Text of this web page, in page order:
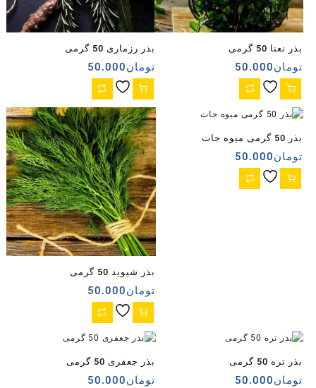
بذر رزماری 50 گرمی
تومان50.000
بذر نعنا 50 گرمی
تومان50.000
بذر شیوید 50 گرمی
تومان50.000
بذر 50 گرمی میوه جات
تومان50.000
بذر جعفری 50 گرمی
تومان50.000
بذر تره 50 گرمی
تومان50.000